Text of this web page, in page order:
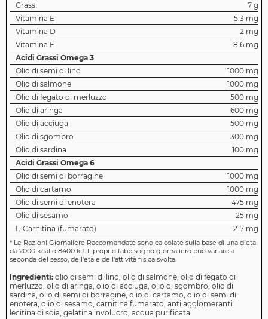
Grassi
7 g
Vitamina E
5.3 mg
Vitamina D
2 mg
Vitamina E
8.6 mg
Acidi Grassi Omega 3
Olio di semi di lino
1000 mg
Olio di salmone
1000 mg
Olio di fegato di merluzzo
500 mg
Olio di aringa
600 mg
Olio di acciuga
500 mg
Olio di sgombro
300 mg
Olio di sardina
100 mg
Acidi Grassi Omega 6
Olio di semi di borragine
1000 mg
Olio di cartamo
1000 mg
Olio di semi di enotera
475 mg
Olio di sesamo
25 mg
L-Carnitina (fumarato)
217 mg
* Le Razioni Giornaliere Raccomandate sono calcolate sulla base di una dieta
da 2000 kcal o 8400 kJ. Il proprio fabbisogno giornaliero può variare a
seconda del sesso, dell'età e dell'attività fisica svolta.
Ingredienti: olio di semi di lino, olio di salmone, olio di fegato di
merluzzo, olio di aringa, olio di acciuga, olio di sgombro, olio di
sardina, olio di semi di borragine, olio di cartamo, olio di semi di
enotera, olio di sesamo, carnitina fumarato, anti agglomeranti:
lecitina di soia, gelatina involucro, acqua purificata.